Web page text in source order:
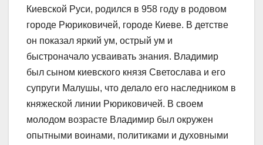
Киевской Руси, родился в 958 году в родовом
городе Рюриковичей, городе Киеве. В детстве
он показал яркий ум, острый ум и
быстроначало усваивать знания. Владимир
был сыном киевского князя Светослава и его
супруги Малушы, что делало его наследником в
княжеской линии Рюриковичей. В своем
молодом возрасте Владимир был окружен
опытными воинами, политиками и духовными